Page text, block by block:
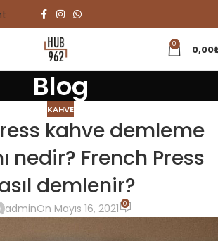
0 0,00
Blog
KAHVE
kahve demleme
nedir? French Press
demlenir?
adminOn Mayıs 16, 2021 0